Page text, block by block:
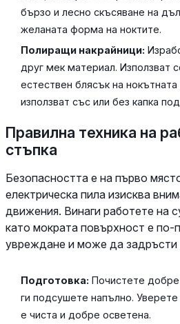
бързо и лесно скъсяване на
желаната форма на ноктите.
Полиращи накрайници:
друг мек материал. Използват
естествен блясък на
използват със или без капка
Правилна техника на
стъпка
Безопасността е на първо
електрическа пила изисква
движения. Винаги работете на
като мократа повърхност е по-
увреждане и може да задръсти
Подготовка: Почистете добре
ги подсушете напълно.
е чиста и добре осветена.